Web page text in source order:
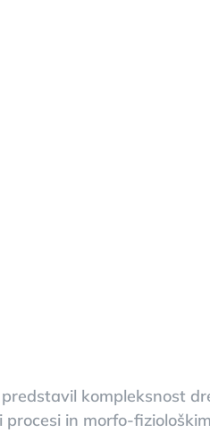
kompleksnost
procesi in morfo-